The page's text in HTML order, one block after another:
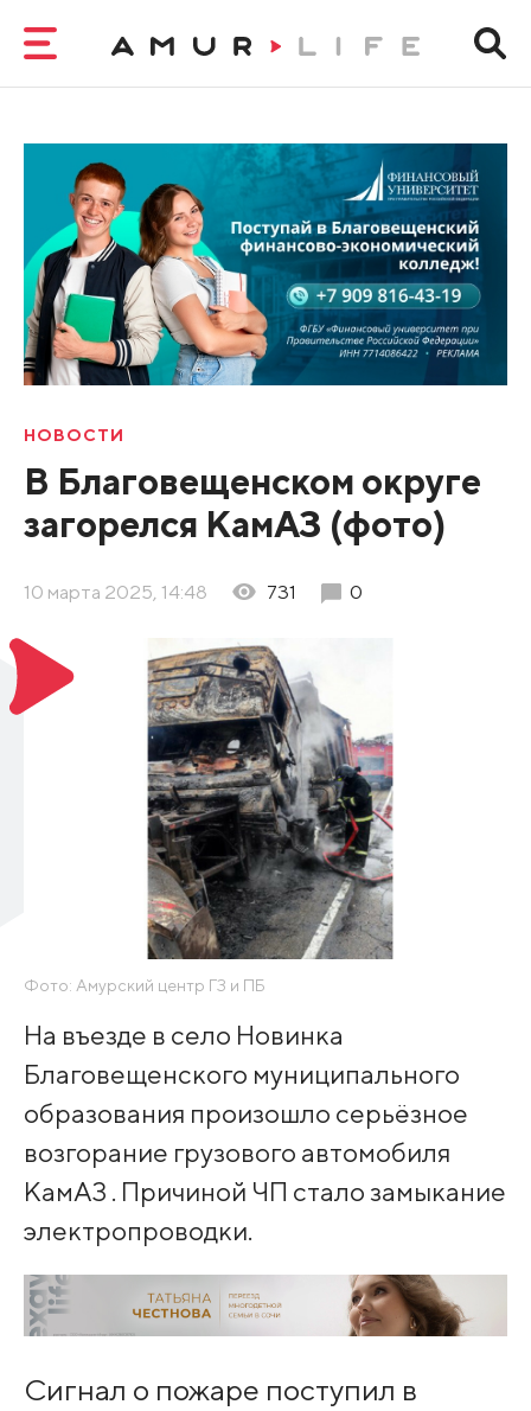
НОВОСТИ
В Благовещенском округе
загорелся КамАЗ (фото)
10 марта 2025, 14:48 731 0
Фото: Амурский центр ГЗ и ПБ
На въезде в село Новинка
Благовещенского муниципального
образования произошло серьёзное
возгорание грузового автомобиля
КамАЗ . Причиной ЧП стало замыкание
электропроводки.
Сигнал о пожаре поступил в